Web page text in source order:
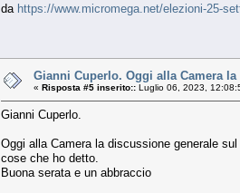
da https://www.micromega.net/elezioni-25-
Gianni Cuperlo. Oggi alla Camera
« Risposta #5 inserito:: Luglio 06, 2023,
Gianni Cuperlo.
Oggi alla Camera la discussione generale
cose che ho detto.
Buona serata e un abbraccio